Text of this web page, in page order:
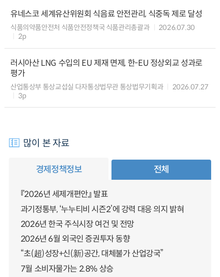
유네스코 세계유산위원회 식음료 안전관리, 식중독 제로 달성
식품의약품안전처 식품안전정책국 식품관리총괄과
2026.07.30
2p
러시아산 LNG 수입의 EU 제재 면제, 한-EU 정상외교 성과로
평가
산업통상부 통상교섭실 다자통상법무관 통상법무기획과
2026.07.27
3p
많이 본 자료
경제정책정보 전체
『2026년 세제개편안』 발표
과기정통부, ‘누누티비 시즌2’에 강력 대응 의지 밝혀
2026년 한국 주식시장 여건 및 전망
2026년 6월 외국인 증권투자 동향
“초(超)성장+신(新)공간, 대체불가 산업강국”
7월 소비자물가는 2.8% 상승